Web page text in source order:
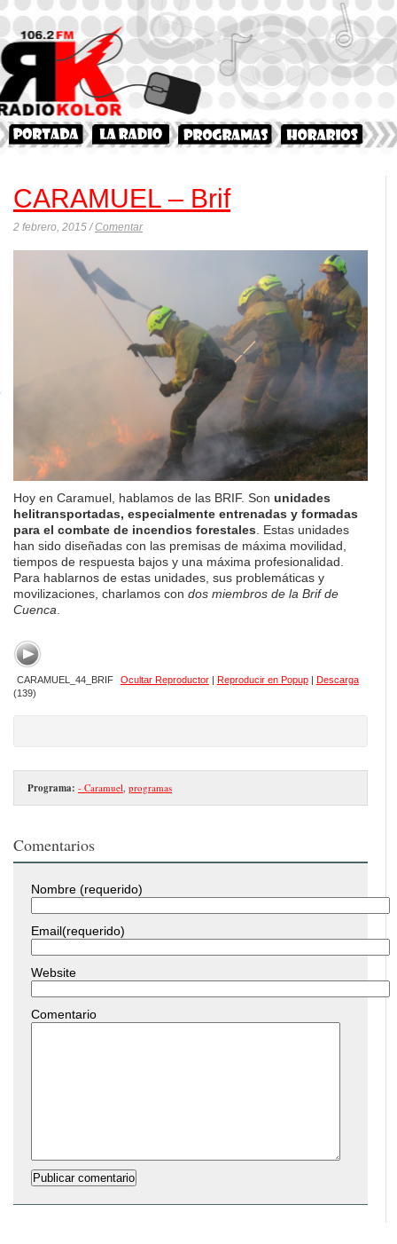
CARAMUEL – Brif
2 febrero, 2015 /Comentar
Hoy en Caramuel, hablamos de las BRIF. Son unidades
helitransportadas, especialmente entrenadas y formadas
para el combate de incendios forestales . Estas unidades
han sido diseñadas con las premisas de máxima movilidad,
tiempos de respuesta bajos y una máxima profesionalidad.
Para hablarnos de estas unidades, sus problemáticas y
movilizaciones, charlamos con dos miembros de la Brif de
Cuenca
CARAMUEL_44_BRIF Ocultar Reproductor| Reproducir en Popup|
Descarga
(139)
Programa: - Caramuel, programas
Comentarios
Nombre (requerido)
Email(requerido)
Website
Comentario